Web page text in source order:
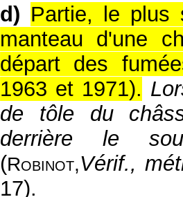
d) Partie, le plus
manteau d'une
départ des
1963 et 1971).
de tôle du
derrière le
(Robinot,Vérif.,
17).